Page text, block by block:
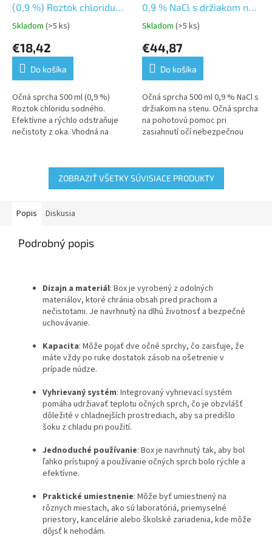
(0,9 %) Roztok chloridu
sodného
Priemerné
produktu
5,0
5
hviezdičiek.
Skladom (>5 ks)
€18,42
Do košíka
Očná sprcha 500 ml (0,9 %)
Roztok chloridu sodného.
Efektívne a rýchlo odstraňuje
nečistoty z oka. Vhodná na
zváračov na...
0,9 % NaCl s držiakom na
stenu
Priemerné
produktu
5,0
5
hviezdičiek.
Skladom (>5 ks)
€44,87
Do košíka
Očná sprcha 500 ml 0,9 % NaCl s
držiakom na stenu. Očná sprcha
na pohotovú pomoc pri
zasiahnutí očí nebezpečnou
druhy...
ZOBRAZIŤ VŠETKY SÚVISIACE PRODUKTY
Popis Diskusia
Podrobný popis
Dizajn a materiál: Box je vyrobený z odolných
materiálov, ktoré chránia obsah pred prachom a
nečistotami. Je navrhnutý na dlhú životnosť a bezpečné
uchovávanie.
Kapacita: Môže pojať dve očné sprchy, čo zaisťuje, že
máte vždy po ruke dostatok zásob na ošetrenie v
prípade núdze.
Vyhrievaný systém: Integrovaný vyhrievací systém
pomáha udržiavať teplotu očných sprch, čo je obzvlášť
dôležité v chladnejších prostrediach, aby sa predišlo
šoku z chladu pri použití.
Jednoduché používanie: Box je navrhnutý tak, aby bol
ľahko prístupný a používanie očných sprch bolo rýchle a
efektívne.
Praktické umiestnenie: Môže byť umiestnený na
rôznych miestach, ako sú laboratóriá, priemyselné
priestory, kancelárie alebo školské zariadenia, kde môže
dôjsť k nehodám.